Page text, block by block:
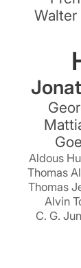
Walter
Aldous
Thomas
Thomas
Alvin
C. G.